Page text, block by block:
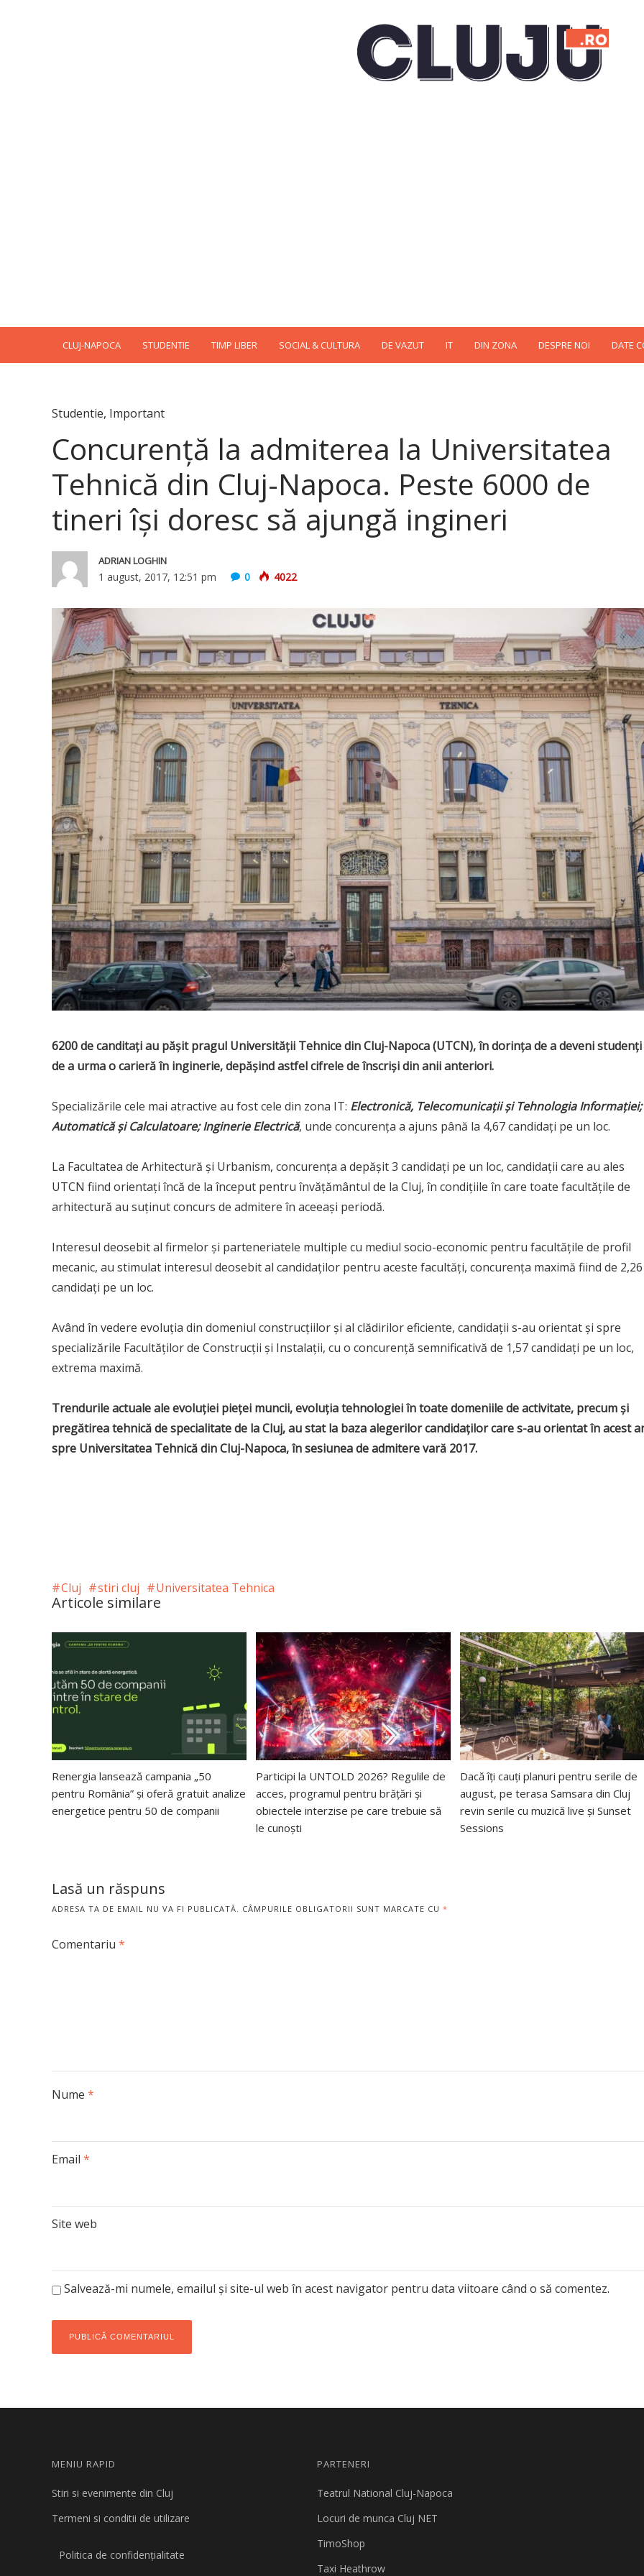
CLUJ-NAPOCA STUDENTIE TIMP LIBER SOCIAL & CULTURA DE VAZUT IT DIN ZONA DESPRE NOI DATE
Studentie, Important
Concurenţă la admiterea la Universitatea
Tehnică din Cluj-Napoca. Peste 6000 de
tineri îşi doresc să ajungă ingineri
ADRIAN LOGHIN
1 august, 2017, 12:51 pm 0 4022
6200 de canditaţi au păşit pragul Universităţii Tehnice din Cluj-Napoca (UTCN), în dorinţa de a deveni studenţi
de a urma o carieră în inginerie, depăşind astfel cifrele de înscrişi din anii anteriori.
Specializările cele mai atractive au fost cele din zona IT: Electronică, Telecomunicaţii şi Tehnologia Informaţiei;
Automatică şi Calculatoare; Inginerie Electrică, unde concurenţa a ajuns până la 4,67 candidaţi pe un loc.
La Facultatea de Arhitectură şi Urbanism, concurenţa a depăşit 3 candidaţi pe un loc, candidaţii care au ales
UTCN fiind orientaţi încă de la început pentru învăţământul de la Cluj, în condiţiile în care toate facultăţile de
arhitectură au suţinut concurs de admitere în aceeaşi periodă.
Interesul deosebit al firmelor şi parteneriatele multiple cu mediul socio-economic pentru facultăţile de profil
mecanic, au stimulat interesul deosebit al candidaţilor pentru aceste facultăţi, concurenţa maximă fiind de 2,26
candidaţi pe un loc.
Având în vedere evoluţia din domeniul construcţiilor şi al clădirilor eficiente, candidaţii s-au orientat şi spre
specializările Facultăţilor de Construcţii şi Instalaţii, cu o concurenţă semnificativă de 1,57 candidaţi pe un loc,
extrema maximă.
Trendurile actuale ale evoluţiei pieţei muncii, evoluţia tehnologiei în toate domeniile de activitate, precum şi
pregătirea tehnică de specialitate de la Cluj, au stat la baza alegerilor candidaţilor care s-au orientat în acest
spre Universitatea Tehnică din Cluj-Napoca, în sesiunea de admitere vară 2017.
Cluj stiri cluj Universitatea Tehnica
Articole similare
Renergia lansează campania „50
pentru România” și oferă gratuit analize
energetice pentru 50 de companii
Participi la UNTOLD 2026? Regulile de
acces, programul pentru brățări și
obiectele interzise pe care trebuie să
le cunoști
Dacă îți cauți planuri pentru serile de
august, pe terasa Samsara din Cluj
revin serile cu muzică live și Sunset
Sessions
Lasă un răspuns
ADRESA TA DE EMAIL NU VA FI PUBLICATĂ. CÂMPURILE OBLIGATORII SUNT MARCATE CU *
Comentariu *
Nume *
Email *
Site web
Salvează-mi numele, emailul și site-ul web în acest navigator pentru data viitoare când o să comentez.
MENIU RAPID
Stiri si evenimente din Cluj
Termeni si conditii de utilizare
Politica de confidențialitate
PARTENERI
Teatrul National Cluj-Napoca
Locuri de munca Cluj NET
TimoShop
Taxi Heathrow